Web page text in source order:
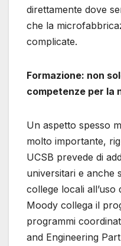
direttamente dove
che la
complicate.
Formazione: non
competenze per la
Un aspetto spesso
molto importante,
UCSB prevede di
universitari e anche
college locali
Moody collega il
programmi
and Engineering